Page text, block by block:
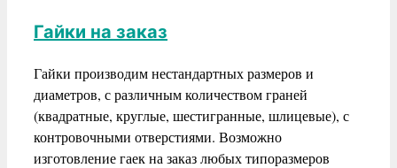
Гайки на заказ
Гайки производим нестандартных размеров и
диаметров, с различным количеством граней
(квадратные, круглые, шестигранные, шлицевые), с
контровочными отверстиями. Возможно
изготовление гаек на заказ любых типоразмеров